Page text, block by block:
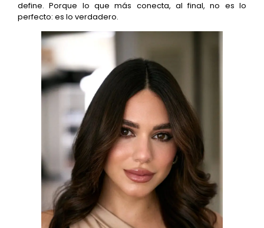
define. Porque lo que más conecta, al final, no es lo
perfecto: es lo verdadero.